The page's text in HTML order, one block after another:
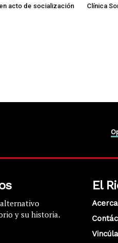
acto de socialización
Clínica
y su historia.
El